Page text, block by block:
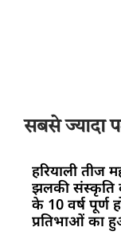
सबसे ज्यादा
हरियाली तीज
झलकी संस्कृति
के 10 वर्ष पूर्ण
प्रतिभाओं का